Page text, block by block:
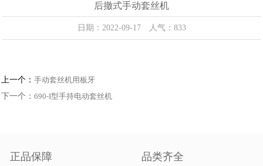
后撤式手动套丝机
日期：2022-09-17 人气：833
上一个： 手动套丝机用板牙
下一个： 690-I型手持电动套丝机
正品保障 品类齐全